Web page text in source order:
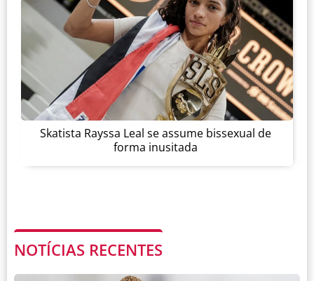
Skatista Rayssa Leal se assume bissexual de
forma inusitada
NOTÍCIAS RECENTES